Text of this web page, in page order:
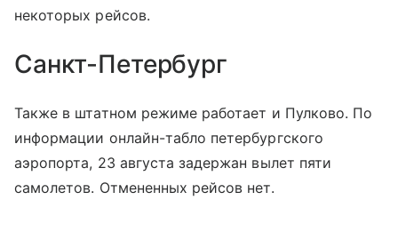
некоторых рейсов.
Санкт-Петербург
Также в штатном режиме работает и Пулково. По
информации онлайн-табло петербургского
аэропорта, 23 августа задержан вылет пяти
самолетов. Отмененных рейсов нет.